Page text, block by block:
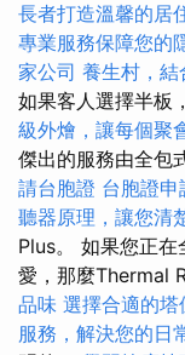
長者打造溫馨的居
專業服務保障您的
家公司 養生村，結
如果客人選擇半板
級外燴，讓每個聚
傑出的服務由全包
請台胞證 台胞證
聽器原理，讓您清
Plus。 如果您正
愛，那麼Thermal
品味 選擇合適的
服務，解決您的日